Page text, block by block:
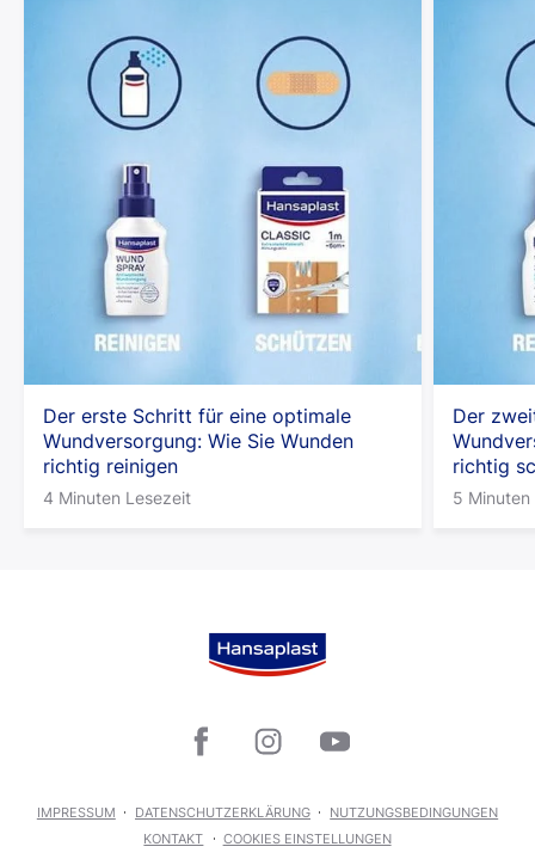
Der erste Schritt für eine optimale
Wundversorgung: Wie Sie Wunden
richtig reinigen
4 Minuten Lesezeit
Der
richtig
5
IMPRESSUM DATENSCHUTZERKLÄRUNG
NUTZUNGSBEDINGUNGEN
KONTAKT
COOKIES EINSTELLUNGEN